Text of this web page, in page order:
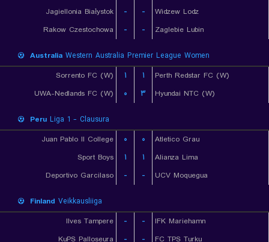
Jagiellonia Białystok
- -
Widzew Lodz
Rakow Czestochowa
- - Zaglebie Lubin
Australia Western Australia Premier League Women
Sorrento FC (W)
۱ ۱
Perth Redstar FC (W)
UWA-Nedlands FC (W)
۰ ۳ Hyundai NTC (W)
Peru Liga 1 - Clausura
Juan Pablo II College
۰ ۰
Atletico Grau
Sport Boys
۱ ۱
Alianza Lima
Deportivo Garcilaso
- - UCV Moquegua
Finland Veikkausliiga
Ilves Tampere
- -
IFK Mariehamn
KuPS Palloseura
- -
FC TPS Turku